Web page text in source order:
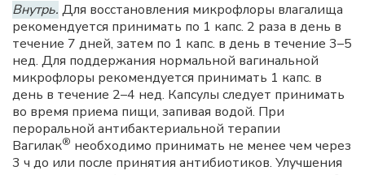
Внутрь. Для восстановления микрофлоры влагалища
рекомендуется принимать по 1 капс. 2 раза в день в
течение 7 дней, затем по 1 капс. в день в течение 3–5
нед. Для поддержания нормальной вагинальной
микрофлоры рекомендуется принимать 1 капс. в
день в течение 2–4 нед. Капсулы следует принимать
во время приема пищи, запивая водой. При
пероральной антибактериальной терапии
Вагилак® необходимо принимать не менее чем через
3 ч до или после принятия антибиотиков. Улучшения